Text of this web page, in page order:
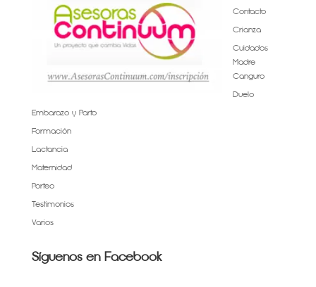
Contacto
Crianza
Cuidados
Madre
Canguro
Duelo
Embarazo y Parto
Formación
Lactancia
Maternidad
Porteo
Testimonios
Varios
Síguenos en Facebook